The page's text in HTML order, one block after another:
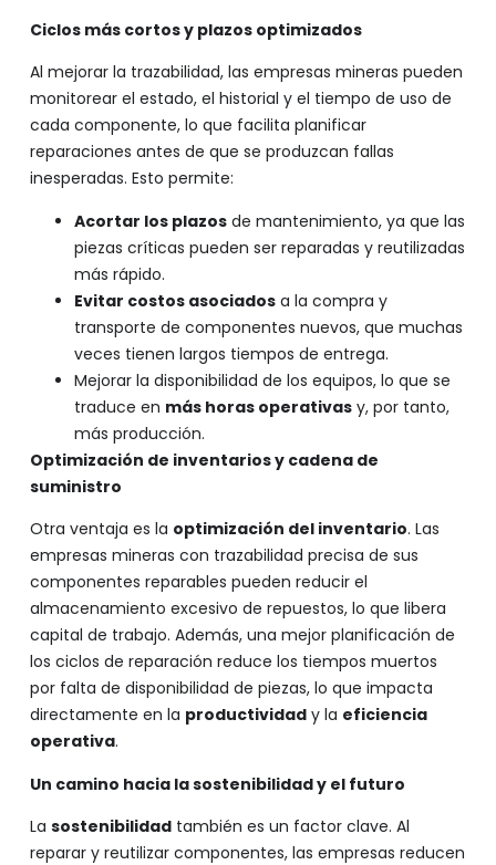
Ciclos más cortos y plazos optimizados
Al mejorar la trazabilidad, las empresas mineras pueden
monitorear el estado, el historial y el tiempo de uso de
cada componente, lo que facilita planificar
reparaciones antes de que se produzcan fallas
inesperadas. Esto permite:
Acortar los plazosde mantenimiento, ya que las
piezas críticas pueden ser reparadas y reutilizadas
más rápido.
Evitar costos asociadosa la compra y
transporte de componentes nuevos, que muchas
veces tienen largos tiempos de entrega.
Mejorar la disponibilidad de los equipos, lo que se
traduce en más horas operativasy, por tanto,
más producción.
Optimización de inventarios y cadena de
suministro
Otra ventaja es la optimización del inventario. Las
empresas mineras con trazabilidad precisa de sus
componentes reparables pueden reducir el
almacenamiento excesivo de repuestos, lo que libera
capital de trabajo. Además, una mejor planificación de
los ciclos de reparación reduce los tiempos muertos
por falta de disponibilidad de piezas, lo que impacta
directamente en la productividady la eficiencia
operativa.
Un camino hacia la sostenibilidad y el futuro
La sostenibilidadtambién es un factor clave. Al
reparar y reutilizar componentes, las empresas reducen